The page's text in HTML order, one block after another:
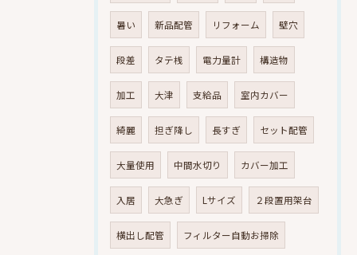
暑い 新品配管 リフォーム 壁穴
段差 タテ桟 電力量計 構造物
加工 大津 支給品 室内カバー
綺麗 担ぎ降し 長すぎ セット配管
大量使用 中間水切り カバー加工
入居 大急ぎ Lサイズ ２段置用架台
横出し配管 フィルター自動お掃除